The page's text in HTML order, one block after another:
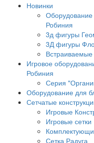
Новинки
Оборудование
Робиния
3д фигуры
3Д фигуры
Встраиваемые
Игровое
Робиния
Серия
Оборудование для
Сетчатые
Игровые
Игровые сетки
Сетка Радуга